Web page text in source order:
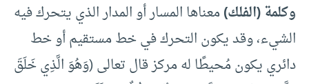
وكلمة (الفلك)معناها المسار أو المدار الذي يتحرك فيه
الشيء، وقد يكون التحرك في خط مستقيم أو خط
دائري يكون مُحيطًا له مركز قال تعالى (وَهُوَ الَّذِي خَلَقَ